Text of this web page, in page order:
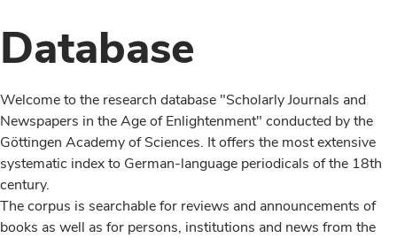
Database
Welcome to the research database "Scholarly Journals and
Newspapers in the Age of Enlightenment" conducted by the
Göttingen Academy of Sciences. It offers the most extensive
systematic index to German-language periodicals of the 18th
century.
The corpus is searchable for reviews and announcements of
books as well as for persons, institutions and news from the